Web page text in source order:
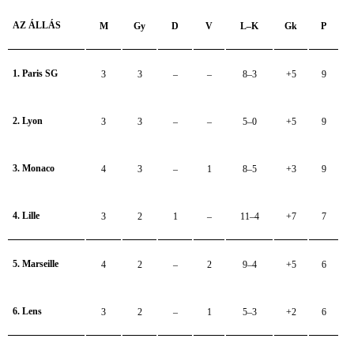
AZ ÁLLÁS M Gy D V L–K Gk P
1. Paris SG 3 3 – – 8–3 +5 9
2. Lyon 3 3 – – 5–0 +5 9
3. Monaco 4 3 – 1 8–5 +3 9
4. Lille 3 2 1 – 11–4 +7 7
5. Marseille 4 2 – 2 9–4 +5 6
6. Lens 3 2 – 1 5–3 +2 6